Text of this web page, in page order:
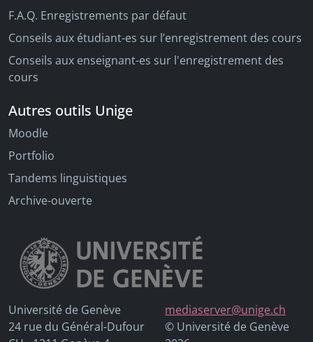
F.A.Q. Enregistrements par défaut
Conseils aux étudiant-es sur l’enregistrement des cours
Conseils aux enseignant-es sur l'enregistrement des
cours
Autres outils Unige
Moodle
Portfolio
Tandems linguistiques
Archive-ouverte
Université de Genève
24 rue du Général-Dufour
mediaserver@unige.ch
© Université de Genève